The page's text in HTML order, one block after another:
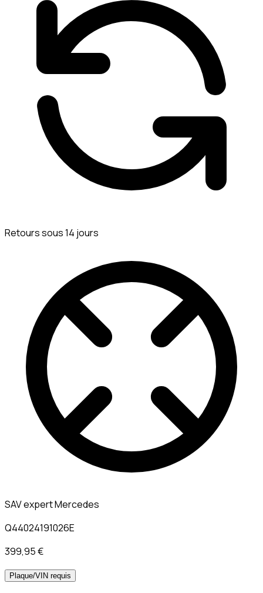
Retours sous 14 jours
SAV expert Mercedes
Q44024191026E
399,95 €
Plaque/VIN requis